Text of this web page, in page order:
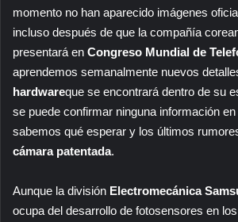
momento no han aparecido imágenes
incluso después de que la compañía
presentará en Congreso Mundial de
aprendemos semanalmente nuevos
hardwareque se encontrará dentro de su
se puede confirmar ninguna información
sabemos qué esperar y los últimos
cámara patentada.
Aunque la división Electromecánica
ocupa del desarrollo de fotosensores en